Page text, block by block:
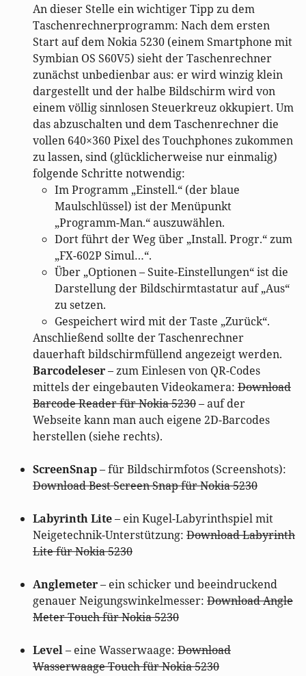
An dieser Stelle ein wichtiger Tipp zu dem
Taschenrechnerprogramm: Nach dem ersten
Start auf dem Nokia 5230 (einem Smartphone mit
Symbian OS S60V5) sieht der Taschenrechner
zunächst unbedienbar aus: er wird winzig klein
dargestellt und der halbe Bildschirm wird von
einem völlig sinnlosen Steuerkreuz okkupiert. Um
das abzuschalten und dem Taschenrechner die
vollen 640×360 Pixel des Touchphones zukommen
zu lassen, sind (glücklicherweise nur einmalig)
folgende Schritte notwendig:
Im Programm „Einstell.“ (der blaue
Maulschlüssel) ist der Menüpunkt
„Programm-Man.“ auszuwählen.
Dort führt der Weg über „Install. Progr.“ zum
„FX-602P Simul…“.
Über „Optionen – Suite-Einstellungen“ ist die
Darstellung der Bildschirmtastatur auf „Aus“
zu setzen.
Gespeichert wird mit der Taste „Zurück“.
Anschließend sollte der Taschenrechner
dauerhaft bildschirmfüllend angezeigt werden.
Barcodeleser– zum Einlesen von QR-Codes
mittels der eingebauten Videokamera: Download
Barcode Reader für Nokia 5230– auf der
Webseite kann man auch eigene 2D-Barcodes
herstellen (siehe rechts).
ScreenSnap– für Bildschirmfotos (Screenshots):
Download Best Screen Snap für Nokia 5230
Labyrinth Lite– ein Kugel-Labyrinthspiel mit
Neigetechnik-Unterstützung: Download Labyrinth
Lite für Nokia 5230
Anglemeter– ein schicker und beeindruckend
genauer Neigungswinkelmesser: Download Angle
Meter Touch für Nokia 5230
Level– eine Wasserwaage: Download
Wasserwaage Touch für Nokia 5230